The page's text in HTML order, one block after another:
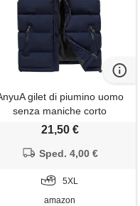
gilet di piumino uomo
senza maniche corto
giubbotto giù ultraleggeri
caldo blu 5xl
21,50 €
Sped. 4,00 €
5XL
amazon